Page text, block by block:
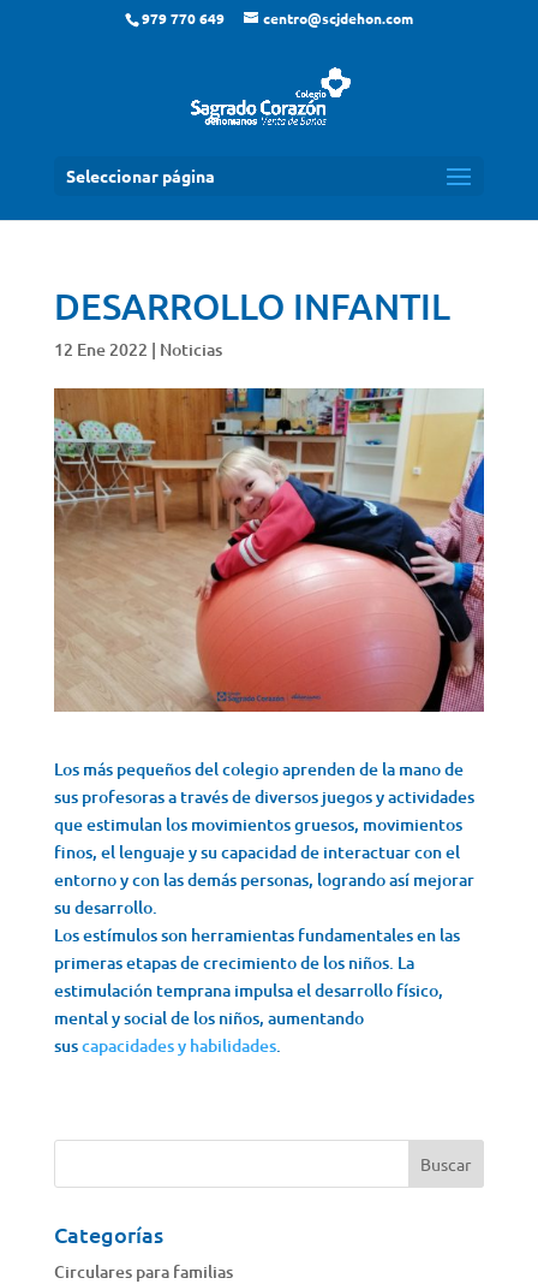
979 770 649 centro@scjdehon.com
Seleccionar página
DESARROLLO INFANTIL
12 Ene 2022 | Noticias
Los más pequeños del colegio aprenden de la mano de
sus profesoras a través de diversos juegos y actividades
que estimulan los movimientos gruesos, movimientos
finos, el lenguaje y su capacidad de interactuar con el
entorno y con las demás personas, logrando así mejorar
su desarrollo.
Los estímulos son herramientas fundamentales en las
primeras etapas de crecimiento de los niños. La
estimulación temprana impulsa el desarrollo físico,
mental y social de los niños, aumentando
suscapacidades y habilidades.
Categorías
Circulares para familias